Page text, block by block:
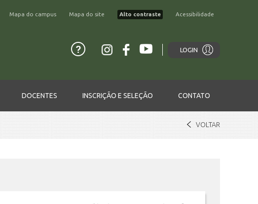
Mapa do campus Mapa do site Alto contraste Acessibilidade
LOGIN
DOCENTES INSCRIÇÃO E SELEÇÃO CONTATO
VOLTAR